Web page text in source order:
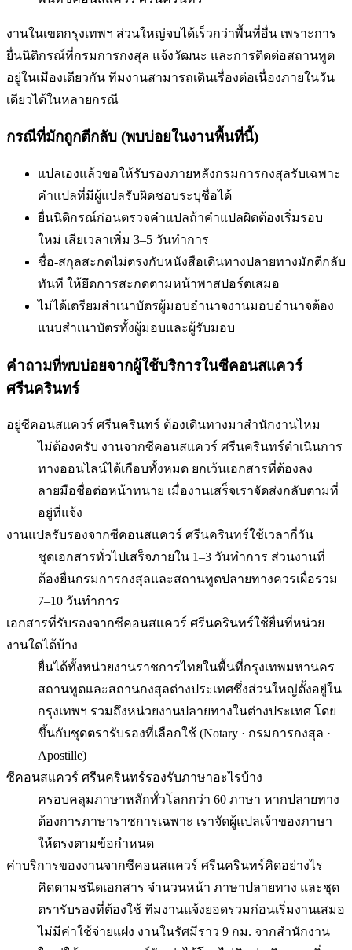
งานในเขตกรุงเทพฯ ส่วนใหญ่จบได้เร็วกว่าพื้นที่อื่น เพราะการ
ยื่นนิติกรณ์ที่กรมการกงสุล แจ้งวัฒนะ และการติดต่อสถานทูต
อยู่ในเมืองเดียวกัน ทีมงานสามารถเดินเรื่องต่อเนื่องภายในวัน
เดียวได้ในหลายกรณี
กรณีที่มักถูกตีกลับ (พบบ่อยในงานพื้นที่นี้)
แปลเองแล้วขอให้รับรองภายหลังกรมการกงสุลรับเฉพาะ
คำแปลที่มีผู้แปลรับผิดชอบระบุชื่อได้
ยื่นนิติกรณ์ก่อนตรวจคำแปลถ้าคำแปลผิดต้องเริ่มรอบ
ใหม่ เสียเวลาเพิ่ม 3–5 วันทำการ
ชื่อ-สกุลสะกดไม่ตรงกับหนังสือเดินทางปลายทางมักตีกลับ
ทันที ให้ยึดการสะกดตามหน้าพาสปอร์ตเสมอ
ไม่ได้เตรียมสำเนาบัตรผู้มอบอำนาจงานมอบอำนาจต้อง
แนบสำเนาบัตรทั้งผู้มอบและผู้รับมอบ
คำถามที่พบบ่อยจากผู้ใช้บริการในซีคอนสแควร์
ศรีนครินทร์
อยู่ซีคอนสแควร์ ศรีนครินทร์ ต้องเดินทางมาสำนักงานไหม
ไม่ต้องครับ งานจากซีคอนสแควร์ ศรีนครินทร์ดำเนินการ
ทางออนไลน์ได้เกือบทั้งหมด ยกเว้นเอกสารที่ต้องลง
ลายมือชื่อต่อหน้าทนาย เมื่องานเสร็จเราจัดส่งกลับตามที่
อยู่ที่แจ้ง
งานแปลรับรองจากซีคอนสแควร์ ศรีนครินทร์ใช้เวลากี่วัน
ชุดเอกสารทั่วไปเสร็จภายใน 1–3 วันทำการ ส่วนงานที่
ต้องยื่นกรมการกงสุลและสถานทูตปลายทางควรเผื่อรวม
7–10 วันทำการ
เอกสารที่รับรองจากซีคอนสแควร์ ศรีนครินทร์ใช้ยื่นที่หน่วย
งานใดได้บ้าง
ยื่นได้ทั้งหน่วยงานราชการไทยในพื้นที่กรุงเทพมหานคร
สถานทูตและสถานกงสุลต่างประเทศซึ่งส่วนใหญ่ตั้งอยู่ใน
กรุงเทพฯ รวมถึงหน่วยงานปลายทางในต่างประเทศ โดย
ขึ้นกับชุดตรารับรองที่เลือกใช้ (Notary · กรมการกงสุล ·
Apostille)
ซีคอนสแควร์ ศรีนครินทร์รองรับภาษาอะไรบ้าง
ครอบคลุมภาษาหลักทั่วโลกกว่า 60 ภาษา หากปลายทาง
ต้องการภาษาราชการเฉพาะ เราจัดผู้แปลเจ้าของภาษา
ให้ตรงตามข้อกำหนด
ค่าบริการของงานจากซีคอนสแควร์ ศรีนครินทร์คิดอย่างไร
คิดตามชนิดเอกสาร จำนวนหน้า ภาษาปลายทาง และชุด
ตรารับรองที่ต้องใช้ ทีมงานแจ้งยอดรวมก่อนเริ่มงานเสมอ
ไม่มีค่าใช้จ่ายแฝง งานในรัศมีราว 9 กม. จากสำนักงาน